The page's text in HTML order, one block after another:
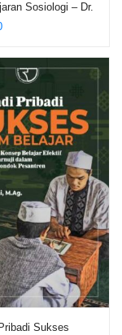
Sosiologi – Dr.
Sukses